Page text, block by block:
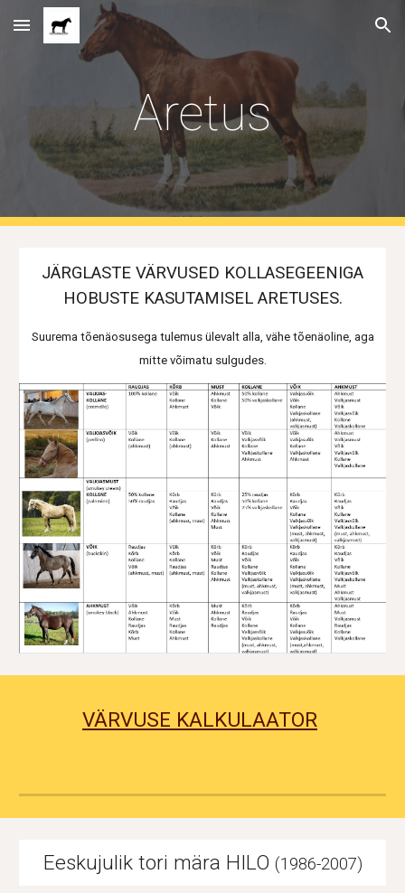
Skip to main content Skip to navigation
Aretus
JÄRGLASTE VÄRVUSED KOLLASEGEENIGA
HOBUSTE KASUTAMISEL ARETUSES.
Suurema tõenäosusega tulemus ülevalt alla, vähe tõenäoline, aga
mitte võimatu sulgudes.
VÄRVUSE KALKULAATOR
Eeskujulik tori mära HILO (1986-2007)